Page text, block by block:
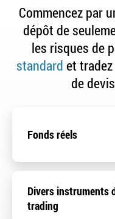
Commencez par
dépôt de
les risques de
standard et
de
Fonds réels
Divers instruments
trading